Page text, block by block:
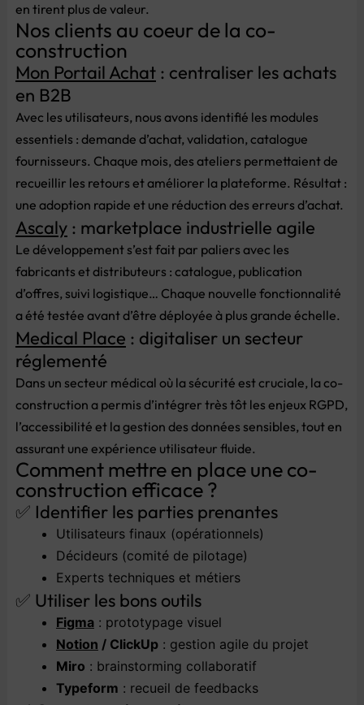
en tirent plus de valeur.
Nos clients au coeur de la co-
construction
Mon Portail Achat: centraliser les achats
en B2B
Avec les utilisateurs, nous avons identifié les modules
essentiels : demande d’achat, validation, catalogue
fournisseurs. Chaque mois, des ateliers permettaient de
recueillir les retours et améliorer la plateforme. Résultat :
une adoption rapide et une réduction des erreurs d’achat.
Ascaly: marketplace industrielle agile
Le développement s’est fait par paliers avec les
fabricants et distributeurs : catalogue, publication
d’offres, suivi logistique… Chaque nouvelle fonctionnalité
a été testée avant d’être déployée à plus grande échelle.
Medical Place : digitaliser un secteur
réglementé
Dans un secteur médical où la sécurité est cruciale, la co-
construction a permis d’intégrer très tôt les enjeux RGPD,
l’accessibilité et la gestion des données sensibles, tout en
assurant une expérience utilisateur fluide.
Comment mettre en place une co-
construction efficace ?
✅ Identifier les parties prenantes
Utilisateurs finaux (opérationnels)
Décideurs (comité de pilotage)
Experts techniques et métiers
✅ Utiliser les bons outils
Figma: prototypage visuel
Notion / ClickUp: gestion agile du projet
Miro : brainstorming collaboratif
Typeform : recueil de feedbacks